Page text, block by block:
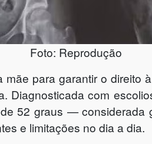
Foto: Reprodução
para garantir o direito
Diagnosticada com
52 graus —
e limitações no dia a dia.